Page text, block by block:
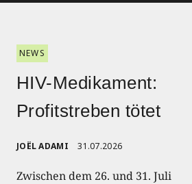
NEWS
HIV-Medikament:
Profitstreben tötet
JOËL ADAMI 31.07.2026
Zwischen dem 26. und 31. Juli